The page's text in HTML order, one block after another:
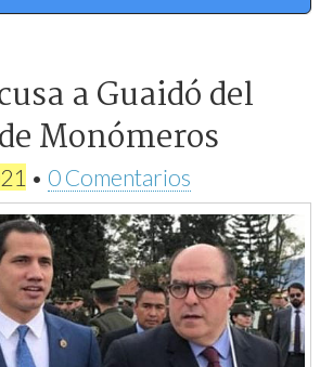
a Guaidó del
Monómeros
• 0 Comentarios